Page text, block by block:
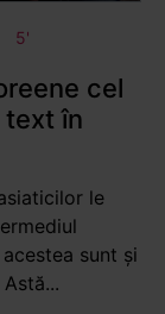
5'
cel
text în
le
sunt și